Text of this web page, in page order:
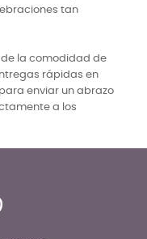
tan
la comodidad de
rápidas en
enviar un abrazo
a los